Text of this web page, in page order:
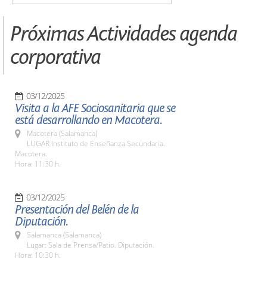
Próximas Actividades agenda
corporativa
03/12/2025
Visita a la AFE Sociosanitaria que se
está desarrollando en Macotera.
Macotera (Salamanca)
LUGAR Instituto de Enseñanza Secundaria.
Macotera.
Hora: 11:30 h.
03/12/2025
Presentación del Belén de la
Diputación.
Salamanca (Salamanca)
Lugar: Sala de Prensa/Patio. Diputación.
Hora: 10:30 h.